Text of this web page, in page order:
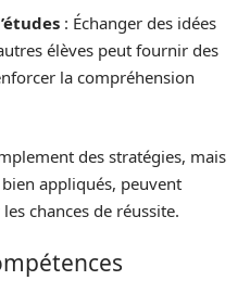
: Échanger des idées
élèves peut fournir des
la compréhension
des stratégies, mais
appliqués, peuvent
chances de réussite.